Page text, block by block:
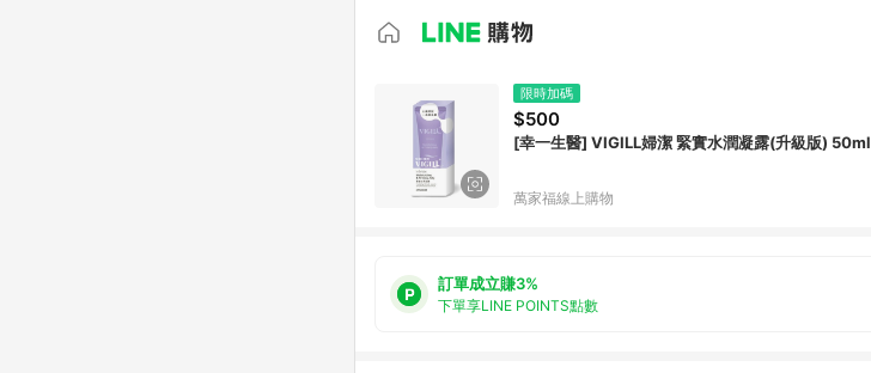
限時加碼
$500
[幸一生醫] VIGILL婦潔 緊實水潤凝露(升級版) 50ml
萬家福線上購物
訂單成立賺3%
下單享LINE POINTS點數